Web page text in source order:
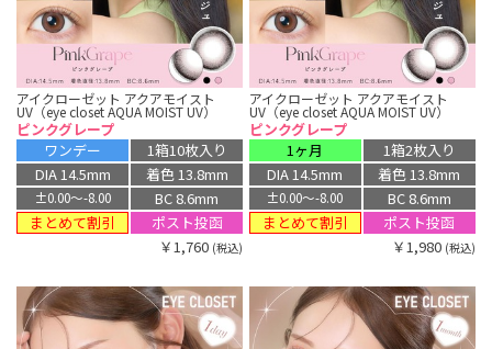
アイクローゼット アクアモイスト
UV（eye closet AQUA MOIST UV）
ピンクグレープ
ワンデー
1箱10枚入り
DIA 14.5mm
着色 13.8mm
±0.00〜-8.00
BC 8.6mm
まとめて割引
ポスト投函
￥1,760 (税込)
アイクローゼット アクアモイスト
UV（eye closet AQUA MOIST UV）
ピンクグレープ
1ヶ月
1箱2枚入り
DIA 14.5mm
着色 13.8mm
±0.00〜-8.00
BC 8.6mm
まとめて割引
ポスト投函
￥1,980 (税込)